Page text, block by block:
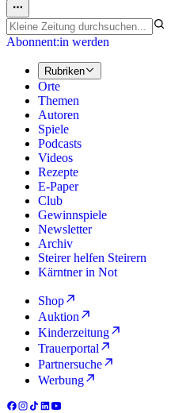
Abonnent:in werden
Rubriken
Orte
Themen
Autoren
Spiele
Podcasts
Videos
Rezepte
E-Paper
Club
Gewinnspiele
Newsletter
Archiv
Steirer helfen Steirern
Kärntner in Not
Shop
Auktion
Kinderzeitung
Trauerportal
Partnersuche
Werbung